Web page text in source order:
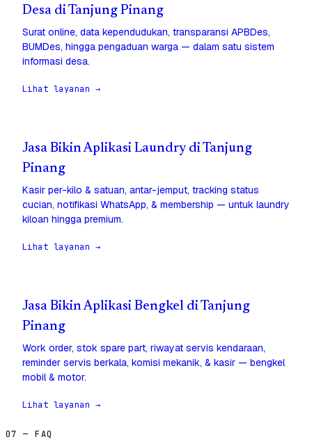
Desa di Tanjung Pinang
Surat online, data kependudukan, transparansi APBDes,
BUMDes, hingga pengaduan warga — dalam satu sistem
informasi desa.
Lihat layanan →
Jasa Bikin Aplikasi Laundry di Tanjung
Pinang
Kasir per-kilo & satuan, antar-jemput, tracking status
cucian, notifikasi WhatsApp, & membership — untuk laundry
kiloan hingga premium.
Lihat layanan →
Jasa Bikin Aplikasi Bengkel di Tanjung
Pinang
Work order, stok spare part, riwayat servis kendaraan,
reminder servis berkala, komisi mekanik, & kasir — bengkel
mobil & motor.
Lihat layanan →
07 — FAQ